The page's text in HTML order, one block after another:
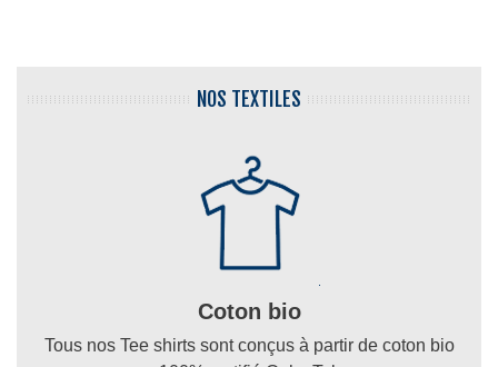
NOS TEXTILES
Coton bio
Tous nos Tee shirts sont conçus à partir de coton bio